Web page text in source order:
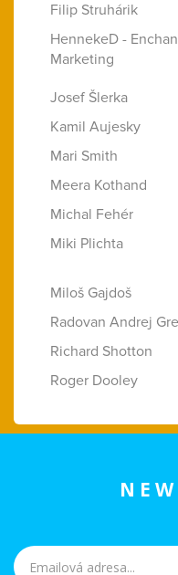
Filip Struhárik
HennekeD -
Marketing
Josef Šlerka
Kamil Aujesky
Mari Smith
Meera Kothand
Michal Fehér
Miki Plichta
Miloš Gajdoš
Radovan Andrej
Richard Shotton
Roger Dooley